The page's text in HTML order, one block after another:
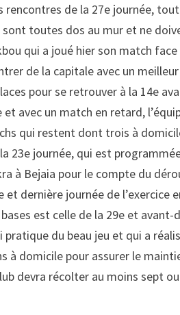
de la 27e journée,
toutes dos au mur et ne
qui a joué hier son match
de la capitale avec un
pour se retrouver à la 14e
avec un match en retard,
qui restent dont trois à
23e journée, qui est
à Bejaia pour le compte du
dernière journée de l’exercice
est celle de la 29e et
du beau jeu et qui a
à domicile pour assurer le
devra récolter au moins sept